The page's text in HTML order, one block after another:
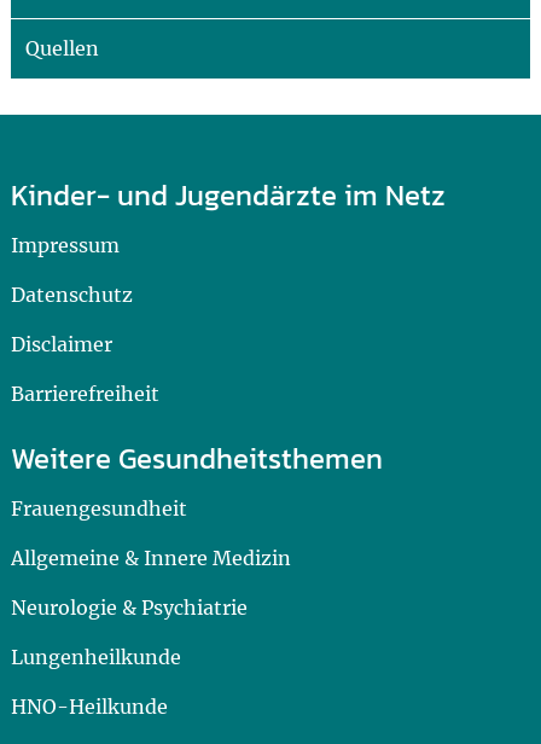
Quellen
Kinder- und Jugendärzte im Netz
Impressum
Datenschutz
Disclaimer
Barrierefreiheit
Weitere Gesundheitsthemen
Frauengesundheit
Allgemeine & Innere Medizin
Neurologie & Psychiatrie
Lungenheilkunde
HNO-Heilkunde